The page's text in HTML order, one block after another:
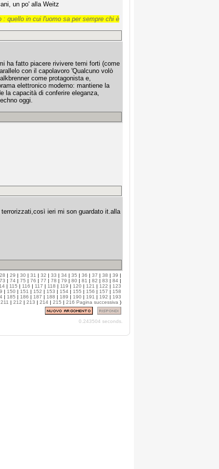
un po' alla Weitz
quello in cui l'uomo sa per sempre chi è
ha fatto piacere rivivere temi forti (come
con il capolavoro 'Qualcuno volò
come protagonista e,
elettronico moderno: mantiene la
la capacità di conferire eleganza,
oggi.
ieri mi son guardato it.alla
28 | 29 | 30 | 31 | 32 | 33 | 34 | 35 | 36 | 37 | 38 | 39 |
73 | 74 | 75 | 76 | 77 | 78 | 79 | 80 | 81 | 82 | 83 | 84 |
| 115 | 116 | 117 | 118 | 119 | 120 | 121 | 122 | 123
| 150 | 151 | 152 | 153 | 154 | 155 | 156 | 157 | 158
| 185 | 186 | 187 | 188 | 189 | 190 | 191 | 192 | 193
211 | 212 | 213 | 214 | 215 | 216 Pagina successiva )
0.243504 seconds.